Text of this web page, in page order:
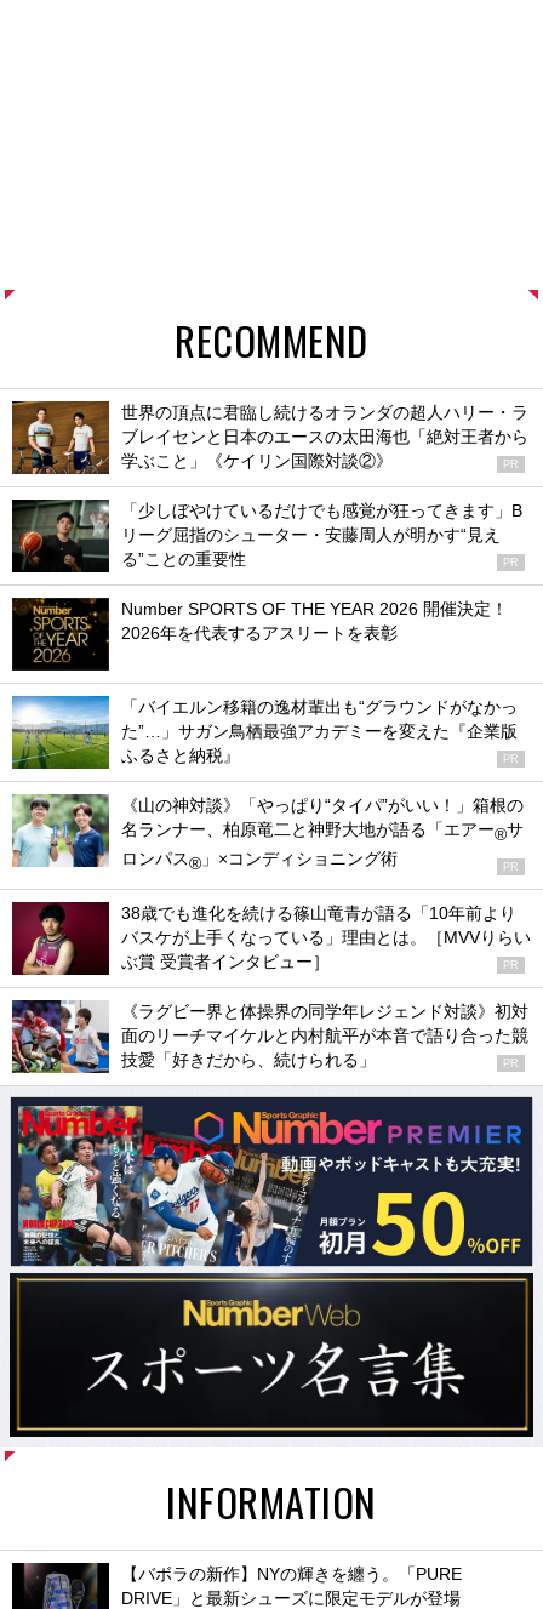
RECOMMEND
世界の頂点に君臨し続けるオランダの超人ハリー・ラ
ブレイセンと日本のエースの太田海也「絶対王者から
学ぶこと」《ケイリン国際対談②》
PR
「少しぼやけているだけでも感覚が狂ってきます」B
リーグ屈指のシューター・安藤周人が明かす“見え
る”ことの重要性
PR
Number SPORTS OF THE YEAR 2026 開催決定！
2026年を代表するアスリートを表彰
「バイエルン移籍の逸材輩出も“グラウンドがなかっ
た”…」サガン鳥栖最強アカデミーを変えた『企業版
ふるさと納税』
PR
《山の神対談》「やっぱり“タイパ”がいい！」箱根の
名ランナー、柏原竜二と神野大地が語る「エアー®サ
ロンパス® 」×コンディショニング術 PR
38歳でも進化を続ける篠山竜青が語る「10年前より
バスケが上手くなっている」理由とは。［MVVりらい
ぶ賞 受賞者インタビュー］
PR
《ラグビー界と体操界の同学年レジェンド対談》初対
面のリーチマイケルと内村航平が本音で語り合った競
技愛「好きだから、続けられる」
PR
INFORMATION
【バボラの新作】NYの輝きを纏う。「PURE
DRIVE」と最新シューズに限定モデルが登場